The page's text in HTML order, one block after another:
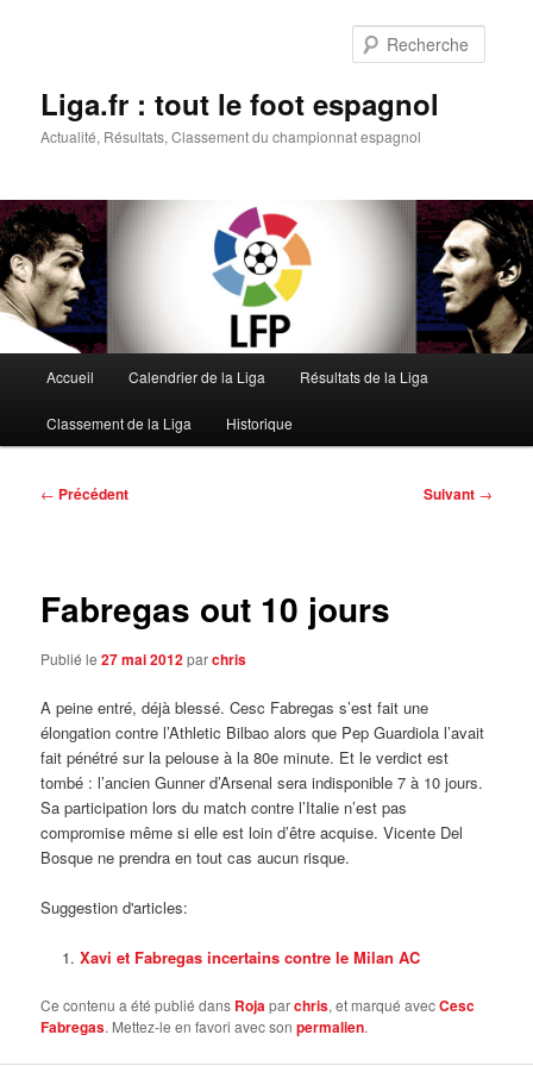
Liga.fr : tout le foot espagnol
Actualité, Résultats, Classement du championnat espagnol
principal
Accueil Calendrier de la Liga Résultats de la Liga
Classement de la Liga Historique
Navigation
← Précédent Suivant →
Fabregas out 10 jours
Publié le27 mai 2012parchris
A peine entré, déjà blessé. Cesc Fabregas s’est fait une
élongation contre l’Athletic Bilbao alors que Pep Guardiola l’avait
fait pénétré sur la pelouse à la 80e minute. Et le verdict est
tombé : l’ancien Gunner d’Arsenal sera indisponible 7 à 10 jours.
Sa participation lors du match contre l’Italie n’est pas
compromise même si elle est loin d’être acquise. Vicente Del
Bosque ne prendra en tout cas aucun risque.
Suggestion d'articles:
Xavi et Fabregas incertains contre le Milan AC
Ce contenu a été publié dans Rojaparchris, et marqué avecCesc
Fabregas. Mettez-le en favori avec sonpermalien.